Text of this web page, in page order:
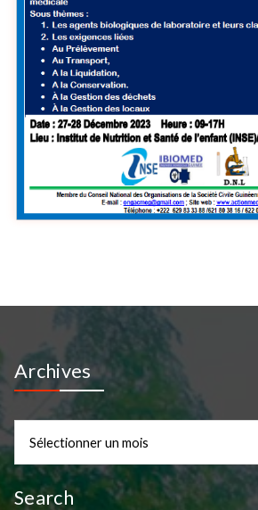
Archives
Search